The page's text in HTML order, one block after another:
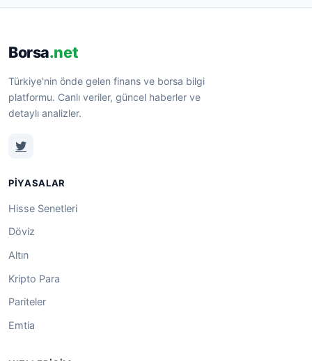
Borsa.net
Türkiye'nin önde gelen finans ve borsa bilgi
platformu. Canlı veriler, güncel haberler ve
detaylı analizler.
PIYASALAR
Hisse Senetleri
Döviz
Altın
Kripto Para
Pariteler
Emtia